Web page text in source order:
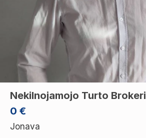
0 €
Nekilnojamojo Turto
Jonava